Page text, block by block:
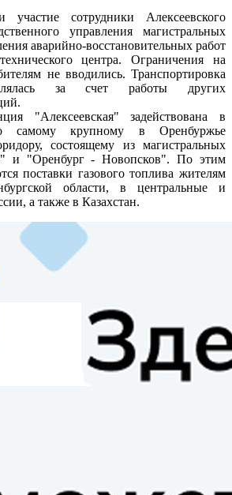
сотрудники Алексеевского
управления магистральных
аварийно-восстановительных работ
центра. Ограничения на
не вводились. Транспортировка
за счет работы других
"Алексеевская" задействована в
самому крупному в Оренбуржье
состоящему из магистральных
и "Оренбург - Новопсков". По этим
поставки газового топлива жителям
области, в центральные и
а также в Казахстан.